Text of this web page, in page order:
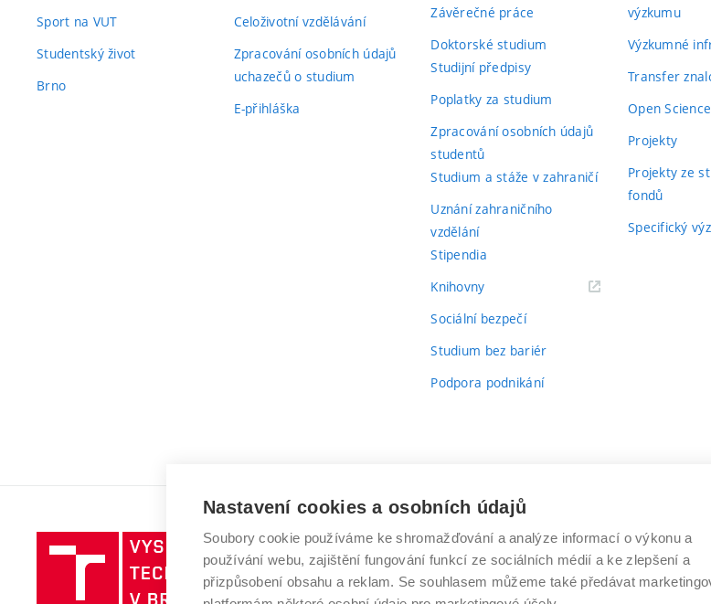
Sport na VUT
Studentský život
Brno
Celoživotní vzdělávání
Zpracování osobních údajů
uchazečů o studium
E-přihláška
Závěrečné práce
Doktorské studium
Studijní předpisy
Poplatky za studium
Zpracování osobních údajů
studentů
Studium a stáže v zahraničí
Uznání zahraničního
vzdělání
Stipendia
Knihovny(externí
Sociální bezpečí
Studium bez bariér
Podpora podnikání
výzkumu
Výzkumné
Transfer
Open Science
Projekty
Projekty ze
fondů
Specifický
Vysoké
učení
technické
VYSOKÉ UČENÍ TECHNICKÉ V BRNĚ
Antonínská 548/1
602 00 Brno
www.vut.cz
Nastavení cookies a osobních údajů
Soubory cookie používáme ke shromažďování a analýze informací o výkonu a
používání webu, zajištění fungování funkcí ze sociálních médií a ke zlepšení a
přizpůsobení obsahu a reklam. Se souhlasem můžeme také předávat